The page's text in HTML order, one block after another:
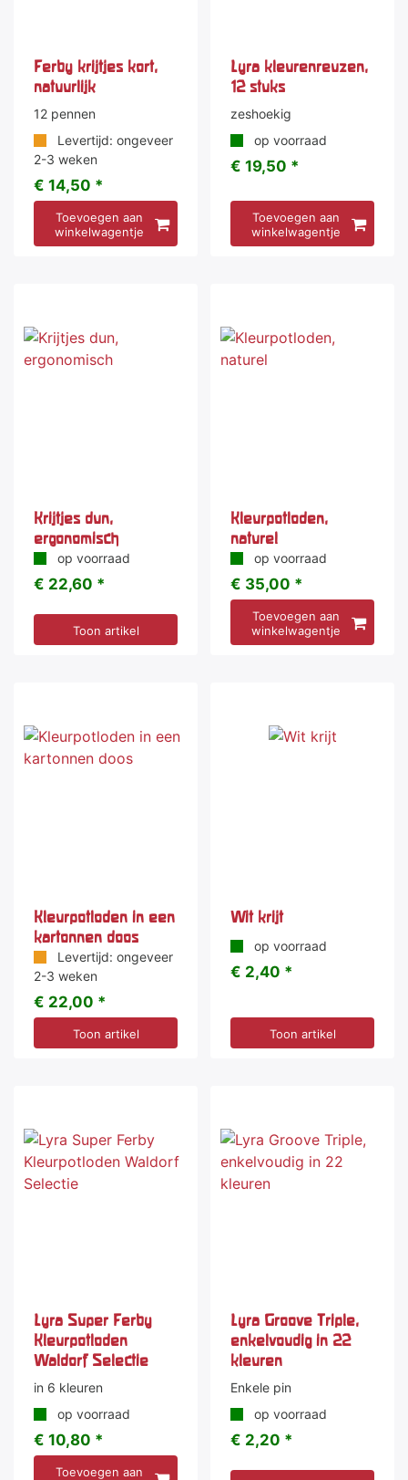
Ferby krijtjes kort,
natuurlijk
12 pennen
Levertijd: ongeveer
2-3 weken
€ 14,50 *
Toevoegen aan
winkelwagentje
Lyra kleurenreuzen,
12 stuks
zeshoekig
op voorraad
€ 19,50 *
Toevoegen aan
winkelwagentje
Krijtjes dun,
ergonomisch
op voorraad
€ 22,60 *
Toon artikel
Kleurpotloden,
naturel
op voorraad
€ 35,00 *
Toevoegen aan
winkelwagentje
Kleurpotloden in een
kartonnen doos
Levertijd: ongeveer
2-3 weken
€ 22,00 *
Toon artikel
Wit krijt
op voorraad
€ 2,40 *
Toon artikel
Lyra Super Ferby
Kleurpotloden
Waldorf Selectie
in 6 kleuren
op voorraad
€ 10,80 *
Toevoegen aan
Lyra Groove Triple,
enkelvoudig in 22
kleuren
Enkele pin
op voorraad
€ 2,20 *